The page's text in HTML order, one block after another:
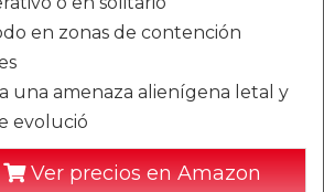
en zonas de contención
una amenaza alienígena letal y
evolució
Ver precios en Amazon